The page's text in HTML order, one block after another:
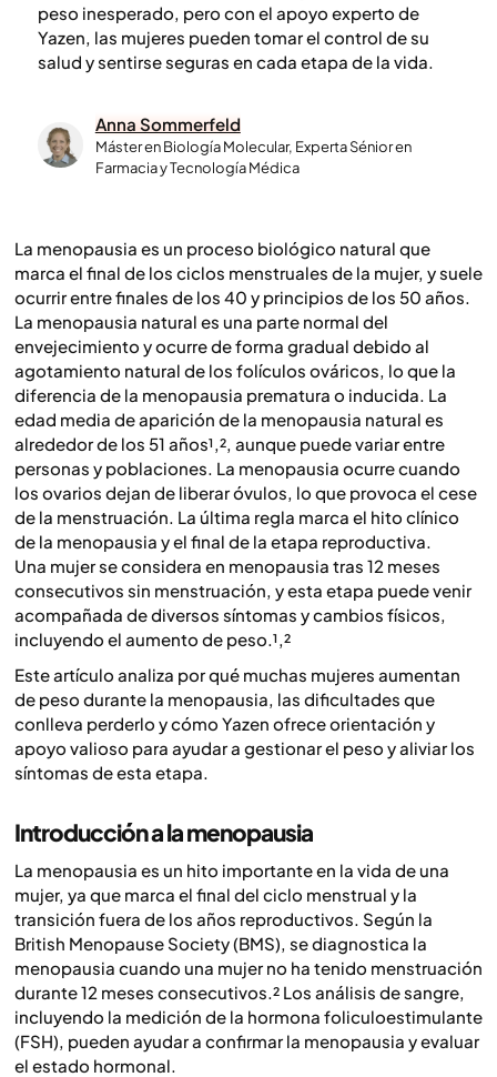
peso inesperado, pero con el apoyo experto de
Yazen, las mujeres pueden tomar el control de su
salud y sentirse seguras en cada etapa de la vida.
Anna Sommerfeld
Máster en Biología Molecular, Experta Sénior en
Farmacia y Tecnología Médica
La menopausia es un proceso biológico natural que
marca el final de los ciclos menstruales de la mujer, y suele
ocurrir entre finales de los 40 y principios de los 50 años.
La menopausia natural es una parte normal del
envejecimiento y ocurre de forma gradual debido al
agotamiento natural de los folículos ováricos, lo que la
diferencia de la menopausia prematura o inducida. La
edad media de aparición de la menopausia natural es
alrededor de los 51 años¹,², aunque puede variar entre
personas y poblaciones. La menopausia ocurre cuando
los ovarios dejan de liberar óvulos, lo que provoca el cese
de la menstruación. La última regla marca el hito clínico
de la menopausia y el final de la etapa reproductiva.
Una mujer se considera en menopausia tras 12 meses
consecutivos sin menstruación, y esta etapa puede venir
acompañada de diversos síntomas y cambios físicos,
incluyendo el aumento de peso.¹,²
Este artículo analiza por qué muchas mujeres aumentan
de peso durante la menopausia, las dificultades que
conlleva perderlo y cómo Yazen ofrece orientación y
apoyo valioso para ayudar a gestionar el peso y aliviar los
síntomas de esta etapa.
Introducción a la menopausia
La menopausia es un hito importante en la vida de una
mujer, ya que marca el final del ciclo menstrual y la
transición fuera de los años reproductivos. Según la
British Menopause Society (BMS), se diagnostica la
menopausia cuando una mujer no ha tenido menstruación
durante 12 meses consecutivos.² Los análisis de sangre,
incluyendo la medición de la hormona foliculoestimulante
(FSH), pueden ayudar a confirmar la menopausia y evaluar
el estado hormonal.